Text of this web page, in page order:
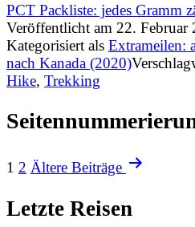
PCT Packliste: jedes Gramm
Veröffentlicht am 22. Februar
Kategorisiert als Extrameilen:
nach Kanada (2020)
Hike, Trekking
1 2 Ältere Beiträge
Letzte Reisen